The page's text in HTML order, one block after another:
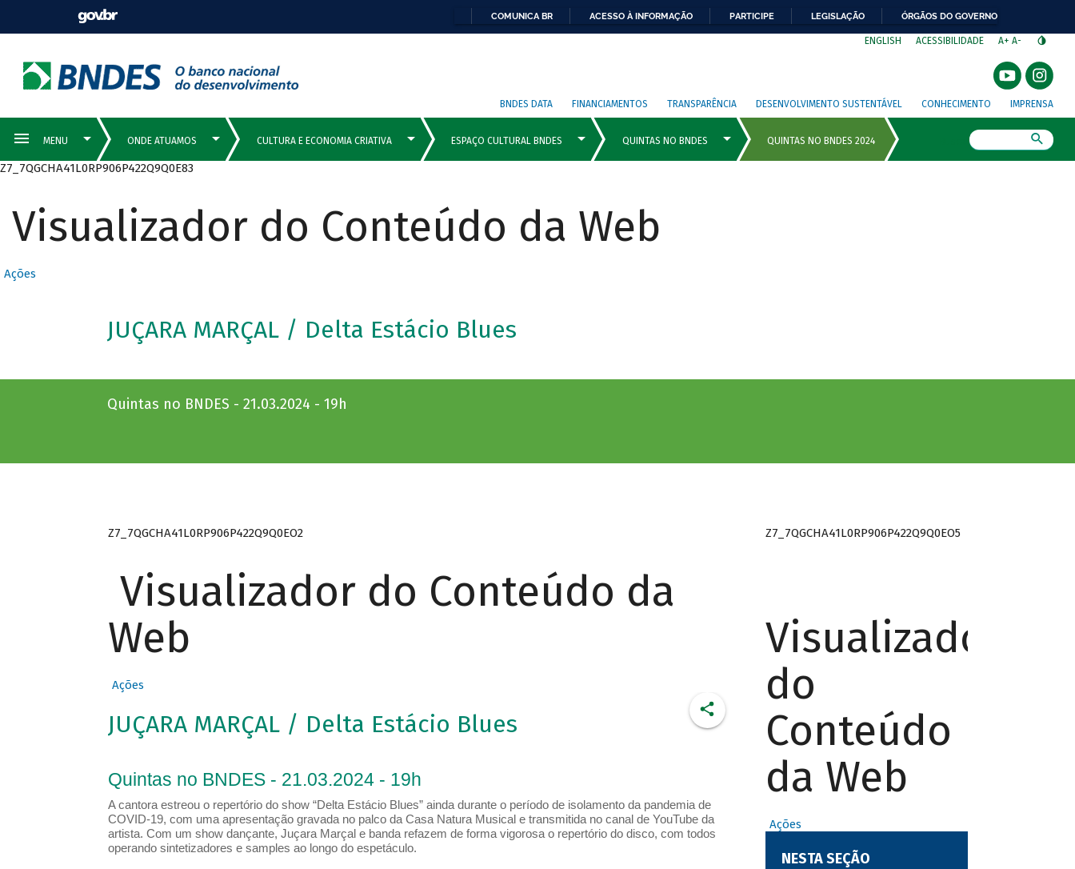
COMUNICA BR ACESSO À INFORMAÇÃO PARTICIPE LEGISLAÇÃO ÓRGÃOS DO GOVERNO
ENGLISH ACESSIBILIDADE A+ A-
BNDES DATA FINANCIAMENTOS TRANSPARÊNCIA DESENVOLVIMENTO SUSTENTÁVEL CONHECIMENTO IMPRENSA
Z7_7QGCHA41L0RP906P422Q9Q0E83
Visualizador do Conteúdo da Web
Ações
JUÇARA MARÇAL / Delta Estácio Blues
Quintas no BNDES - 21.03.2024 - 19h
Z7_7QGCHA41L0RP906P422Q9Q0EO2
Visualizador do Conteúdo da
Web
Ações
JUÇARA MARÇAL / Delta Estácio Blues
Quintas no BNDES - 21.03.2024 - 19h
A cantora estreou o repertório do show “Delta Estácio Blues” ainda durante o período de isolamento da pandemia de
COVID-19, com uma apresentação gravada no palco da Casa Natura Musical e transmitida no canal de YouTube da
artista. Com um show dançante, Juçara Marçal e banda refazem de forma vigorosa o repertório do disco, com todos
operando sintetizadores e samples ao longo do espetáculo.
Z7_7QGCHA41L0RP906P422Q9Q0EO5
Visualizador
do
Conteúdo
da Web
Ações
NESTA SEÇÃO